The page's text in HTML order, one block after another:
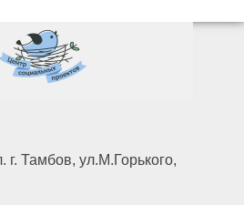
г. Тамбов, ул.М.Горького,